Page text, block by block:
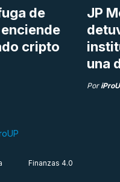
de
cripto
JP
una
Por
Finanzas 4.0